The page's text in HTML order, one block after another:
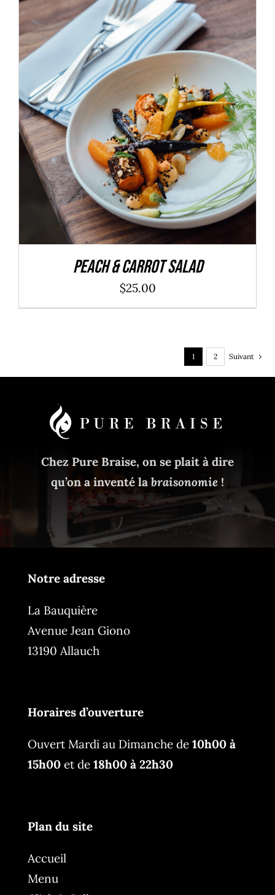
ADD TO CART / DÉTAILS
Peach & Carrot Salad
$25.00
1 2 Suivant
Chez Pure Braise, on se plait à dire
qu’on a inventé la braisonomie !
Notre adresse
La Bauquière
Avenue Jean Giono
13190 Allauch
Horaires d’ouverture
Ouvert Mardi au Dimanche de10h00 à
15h00 et de18h00 à 22h30
Plan du site
Accueil
Menu